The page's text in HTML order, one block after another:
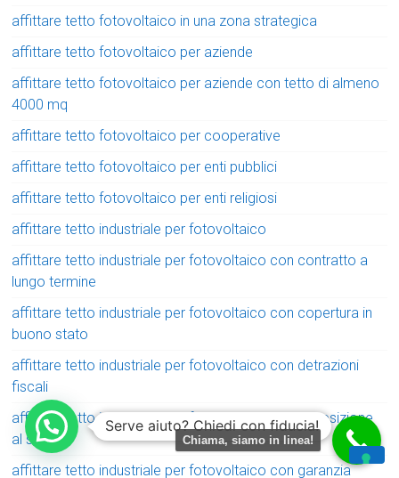
affittare tetto fotovoltaico in una zona strategica
affittare tetto fotovoltaico per aziende
affittare tetto fotovoltaico per aziende con tetto di almeno
4000 mq
affittare tetto fotovoltaico per cooperative
affittare tetto fotovoltaico per enti pubblici
affittare tetto fotovoltaico per enti religiosi
affittare tetto industriale per fotovoltaico
affittare tetto industriale per fotovoltaico con contratto a
lungo termine
affittare tetto industriale per fotovoltaico con copertura in
buono stato
affittare tetto industriale per fotovoltaico con detrazioni
fiscali
affittare tetto industriale per fotovoltaico con esposizione
al sole
affittare tetto industriale per fotovoltaico con garanzia
Serve aiuto? Chiedi con fiducia!
Chiama, siamo in linea!